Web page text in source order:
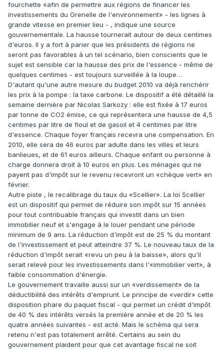
fourchette «afin de permettre aux régions de financer les
investissements du Grenelle de l'environnement» - les lignes à
grande vitesse en premier lieu - , indique une source
gouvernementale. La hausse tournerait autour de deux centimes
d'euros. Il y a fort à parier que les présidents de régions ne
seront pas favorables à un tel scénario, bien conscients que le
sujet est sensible car la hausse des prix de l'essence - même de
quelques centimes - est toujours surveillée à la loupe…
D'autant qu'une autre mesure du budget 2010 va déjà renchérir
les prix à la pompe : la taxe carbone. Le dispositif a été détaillé la
semaine dernière par Nicolas Sarkozy : elle est fixée à 17 euros
par tonne de CO2 émise, ce qui représentera une hausse de 4,5
centimes par litre de fioul et de gasoil et 4 centimes par litre
d'essence. Chaque foyer français recevra une compensation. En
2010, elle sera de 46 euros par adulte dans les villes et leurs
banlieues, et de 61 euros ailleurs. Chaque enfant ou personne à
charge donnera droit à 10 euros en plus. Les ménages qui ne
payent pas d'impôt sur le revenu recevront un «chèque vert» en
février.
Autre piste , le recalibrage du taux du «Scellier». La loi Scellier
est un dispositif qui permet de réduire son impôt sur 15 années
pour tout contribuable français qui investit dans un bien
immobilier neuf et s'engage à le louer pendant une période
minimum de 9 ans. La réduction d'impôt est de 25 % du montant
de l'investissement et peut atteindre 37 %. Le nouveau taux de la
réduction d'impôt serait «revu un peu à la baisse», alors qu'il
serait relevé pour les investissements dans l'«immobilier vert», à
faible consommation d'énergie.
Le gouvernement travaille aussi sur un «verdissement» de la
déductibilité des intérêts d'emprunt. Le principe de «verdir» cette
disposition phare du paquet fiscal - qui permet un crédit d'impôt
de 40 % des intérêts versés la première année et de 20 % les
quatre années suivantes - est acté. Mais le schéma qui sera
retenu n'est pas totalement arrêté. Certains au sein du
gouvernement plaident pour que cet avantage fiscal ne soit